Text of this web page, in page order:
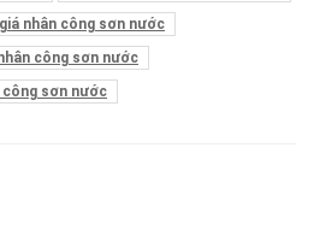
nhân công sơn nước
công sơn nước
sơn nước